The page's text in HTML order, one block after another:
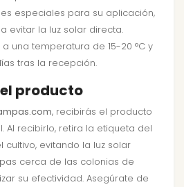
especiales para su aplicación,
evitar la luz solar directa.
una temperatura de 15-20 °C y
tras la recepción.
producto
, recibirás el producto
Al recibirlo, retira la etiqueta del
evitando la luz solar
cerca de las colonias de
su efectividad. Asegúrate de